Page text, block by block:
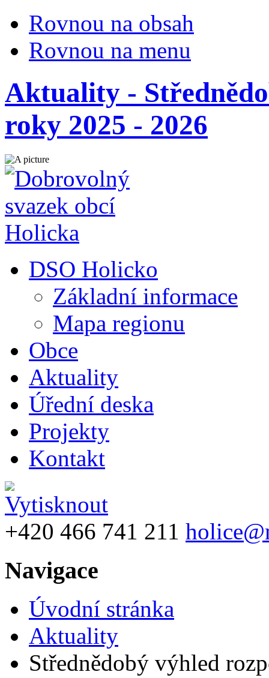
Rovnou na obsah
Rovnou na menu
Aktuality -
roky 2025 - 2026
DSO Holicko
Základní informace
Mapa regionu
Obce
Aktuality
Úřední deska
Projekty
Kontakt
+420 466 741 211
Navigace
Úvodní stránka
Aktuality
Střednědobý výhled